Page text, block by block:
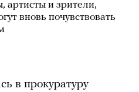
артисты и зрители,
вновь почувствовать
в прокуратуру